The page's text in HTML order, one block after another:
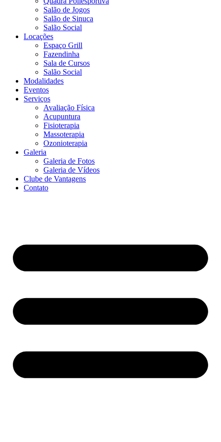
Salão de Jogos
Salão de Sinuca
Salão Social
Locações
Espaço Grill
Fazendinha
Sala de Cursos
Salão Social
Modalidades
Eventos
Serviços
Avaliação Física
Acupuntura
Fisioterapia
Massoterapia
Ozonioterapia
Galeria
Galeria de Fotos
Galeria de Vídeos
Clube de Vantagens
Contato